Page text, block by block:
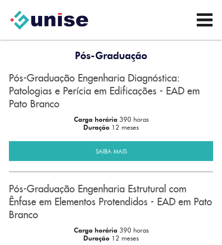
Pós-Graduação
Pós-Graduação Engenharia Diagnóstica:
Patologias e Perícia em Edificações - EAD em
Pato Branco
Carga horária 390 horas
Duração 12 meses
SAIBA MAIS
Pós-Graduação Engenharia Estrutural com
Ênfase em Elementos Protendidos - EAD em Pato
Branco
Carga horária 390 horas
Duração 12 meses